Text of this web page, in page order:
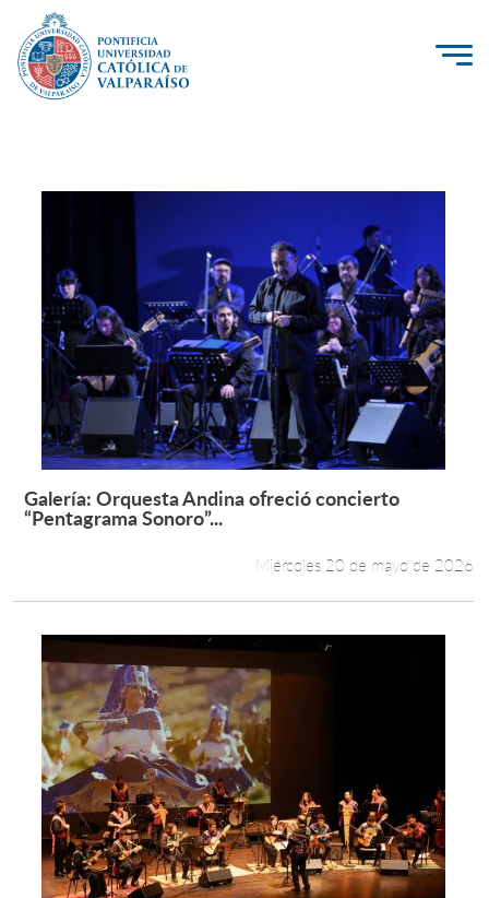
Vinculación con el Medio
Admisión
Pregrado
Postgrado
Formación Continua
Funcionarios
Alumni
English
Leer más +
Galería: Orquesta Andina ofreció concierto
“Pentagrama Sonoro”...
Miércoles 20 de mayo de 2026